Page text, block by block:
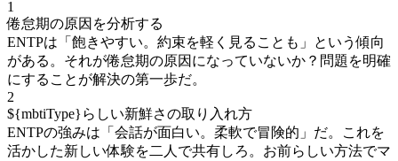
1
倦怠期の原因を分析する
ENTPは「飽きやすい。約束を軽く見ることも」という傾向
がある。それが倦怠期の原因になっていないか？問題を明確
にすることが解決の第一歩だ。
2
${mbtiType}らしい新鮮さの取り入れ方
ENTPの強みは「会話が面白い。柔軟で冒険的」だ。これを
活かした新しい体験を二人で共有しろ。お前らしい方法でマ